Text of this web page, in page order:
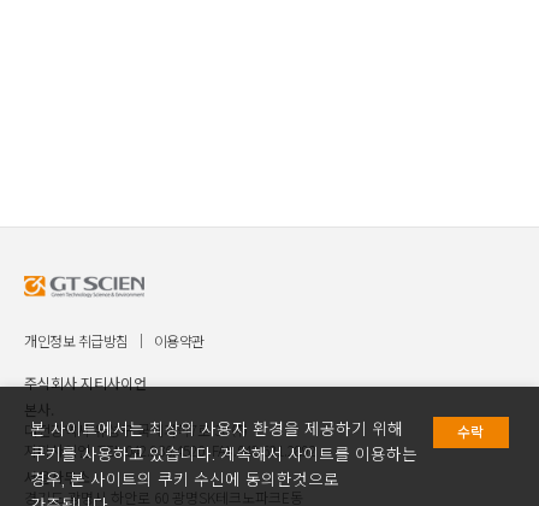
개인정보 취급방침 이용약관
주식회사 지티사이언
본사.
대전광역시 유성구 국제과학7로 30 ㈜
지티사이언 TEL.042.936.4520 FAX.042.621.2892
서울사무소.
경기도 광명시 하안로 60 광명SK테크노파크E동
본 사이트에서는 최상의 사용자 환경을 제공하기 위해
쿠키를 사용하고 있습니다. 계속해서 사이트를 이용하는
경우, 본 사이트의 쿠키 수신에 동의한것으로
수락